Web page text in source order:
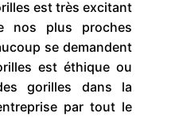
est très excitant
nos plus proches
se demandent
est éthique ou
gorilles dans la
par tout le